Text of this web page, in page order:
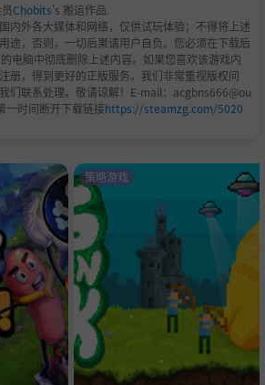
Chobits's 搬运作品.
内外各大媒体和网络，仅供试玩体验；不得将上述
途，否则，一切后果请用户自负。您必须在下载后
电脑中彻底删除上述内容。如果您喜欢该游戏内
册，得到更好的正版服务。我们非常重视版权问
们联系处理。敬请谅解！E-mail：acgbns666@ou
时间断开下载链接https://steamzg.com/5020
策略游戏